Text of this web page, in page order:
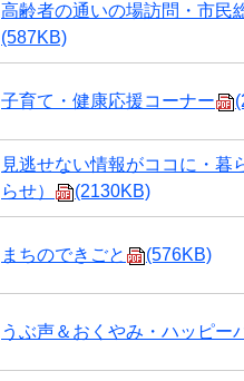
高齢者の通いの場訪問・市民
(587KB)
子育て・健康応援コーナー
見逃せない情報がココに・暮
らせ）
(2130KB)
まちのできごと (576KB)
うぶ声＆おくやみ・ハッピー